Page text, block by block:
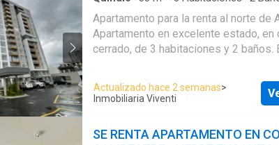
Gas natural·Vista panorámica·Terraza
Vigilante·Jardín·Ascensor ·Piscina
Apartamento para la renta al norte de
Apartamento en excelente estado, en
cerrado, de 3 habitaciones y 2 baños.
distribución, balcón, parqueadero
buena iluminación y ventilación natural. Vive en
Actualizado hace 2 semanas>
Inmobiliaria Viventi
SE RENTA APARTAMENTO EN